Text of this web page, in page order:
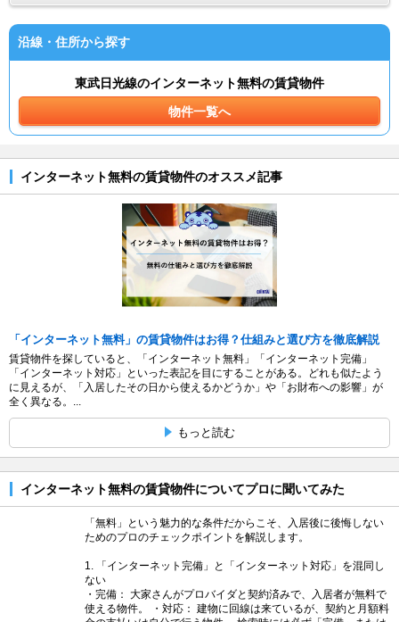
沿線・住所から探す
東武日光線のインターネット無料の賃貸物件
物件一覧へ
インターネット無料の賃貸物件のオススメ記事
「インターネット無料」の賃貸物件はお得？仕組みと選び方を徹底解説
賃貸物件を探していると、「インターネット無料」「インターネット完備」
「インターネット対応」といった表記を目にすることがある。どれも似たよう
に見えるが、「入居したその日から使えるかどうか」や「お財布への影響」が
全く異なる。...
もっと読む
インターネット無料の賃貸物件についてプロに聞いてみた
「無料」という魅力的な条件だからこそ、入居後に後悔しない
ためのプロのチェックポイントを解説します。
1. 「インターネット完備」と「インターネット対応」を混同し
ない
・完備： 大家さんがプロバイダと契約済みで、入居者が無料で
使える物件。 ・対応： 建物に回線は来ているが、契約と月額料